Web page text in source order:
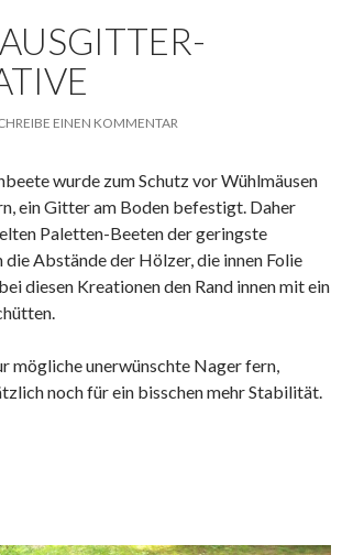
EINEN KOMMENTAR
wurde zum Schutz vor Wühlmäusen
ein Gitter am Boden befestigt. Daher
Paletten-Beeten der geringste
Abstände der Hölzer, die innen Folie
diesen Kreationen den Rand innen mit ein
mögliche unerwünschte Nager fern,
noch für ein bisschen mehr Stabilität.